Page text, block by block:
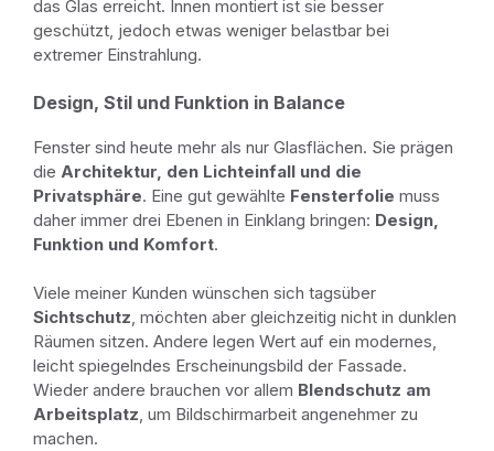
das Glas erreicht. Innen montiert ist sie besser
geschützt, jedoch etwas weniger belastbar bei
extremer Einstrahlung.
Design, Stil und Funktion in Balance
Fenster sind heute mehr als nur Glasflächen. Sie prägen
die Architektur, den Lichteinfall und die
Privatsphäre. Eine gut gewählte Fensterfolie muss
daher immer drei Ebenen in Einklang bringen: Design,
Funktion und Komfort.
Viele meiner Kunden wünschen sich tagsüber
Sichtschutz, möchten aber gleichzeitig nicht in dunklen
Räumen sitzen. Andere legen Wert auf ein modernes,
leicht spiegelndes Erscheinungsbild der Fassade.
Wieder andere brauchen vor allem Blendschutz am
Arbeitsplatz, um Bildschirmarbeit angenehmer zu
machen.